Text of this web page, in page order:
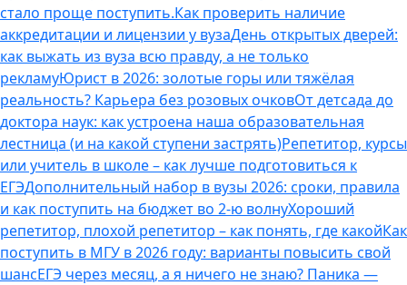
стало проще поступить.Как проверить наличие
аккредитации и лицензии у вузаДень открытых дверей:
как выжать из вуза всю правду, а не только
рекламуЮрист в 2026: золотые горы или тяжёлая
реальность? Карьера без розовых очковОт детсада до
доктора наук: как устроена наша образовательная
лестница (и на какой ступени застрять)Репетитор, курсы
или учитель в школе – как лучше подготовиться к
ЕГЭДополнительный набор в вузы 2026: сроки, правила
и как поступить на бюджет во 2‑ю волнуХороший
репетитор, плохой репетитор – как понять, где какойКак
поступить в МГУ в 2026 году: варианты повысить свой
шансЕГЭ через месяц, а я ничего не знаю? Паника —